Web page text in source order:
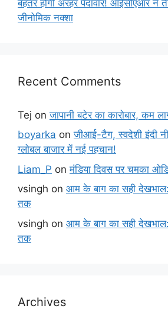
बेहतर होगी अरहर पैदावार! आईसीएआर ने
जीनोमिक नक्शा
Recent Comments
Tej onजापानी बटेर का कारोबार, कम
boyarka onजीआई-टैग, स्वदेशी इंदी
ग्लोबल बाजार में नई पहचान!
Liam_P onमंडिया दिवस पर चमका
vsingh on आम के बाग का सही
तक
vsingh on आम के बाग का सही
तक
Archives